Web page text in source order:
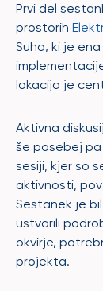
Prvi del
prostorih
Suha, ki je
lokacija je
Aktivna
še posebej
sesiji, kjer so
aktivnosti,
Sestanek je
ustvarili
okvirje,
projekta.